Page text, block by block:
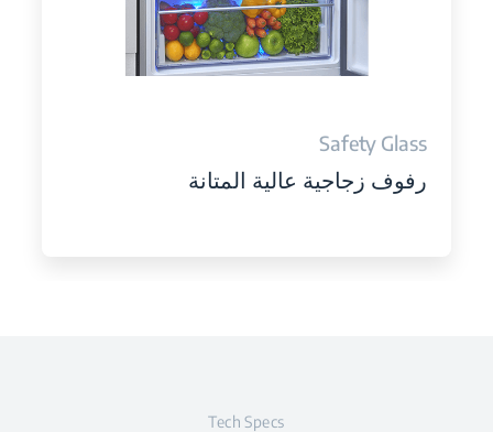
Safety Glass
رفوف زجاجية عالية المتانة
Tech Specs